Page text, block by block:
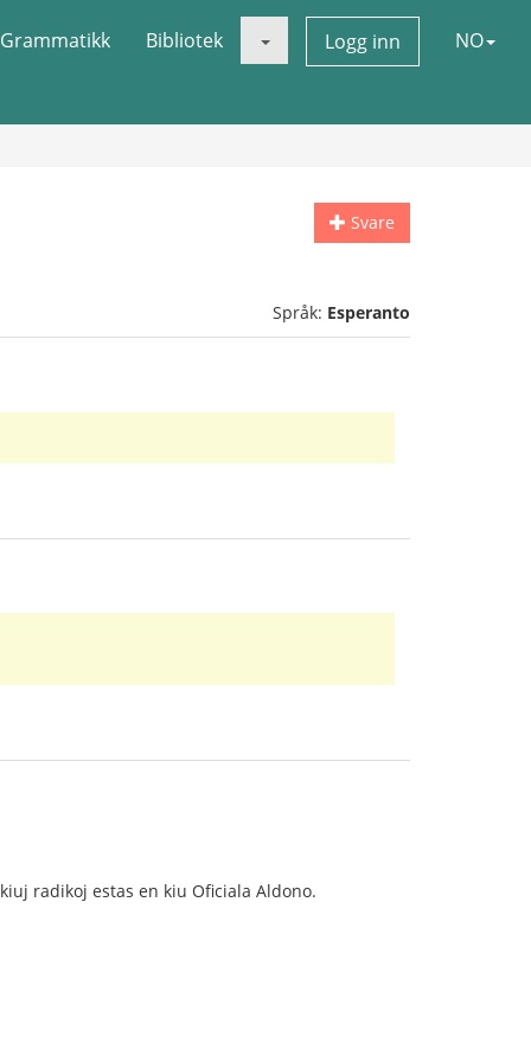
Grammatikk Bibliotek Logg inn NO
Svare
Språk: Esperanto
radikoj estas en kiu Oficiala Aldono.